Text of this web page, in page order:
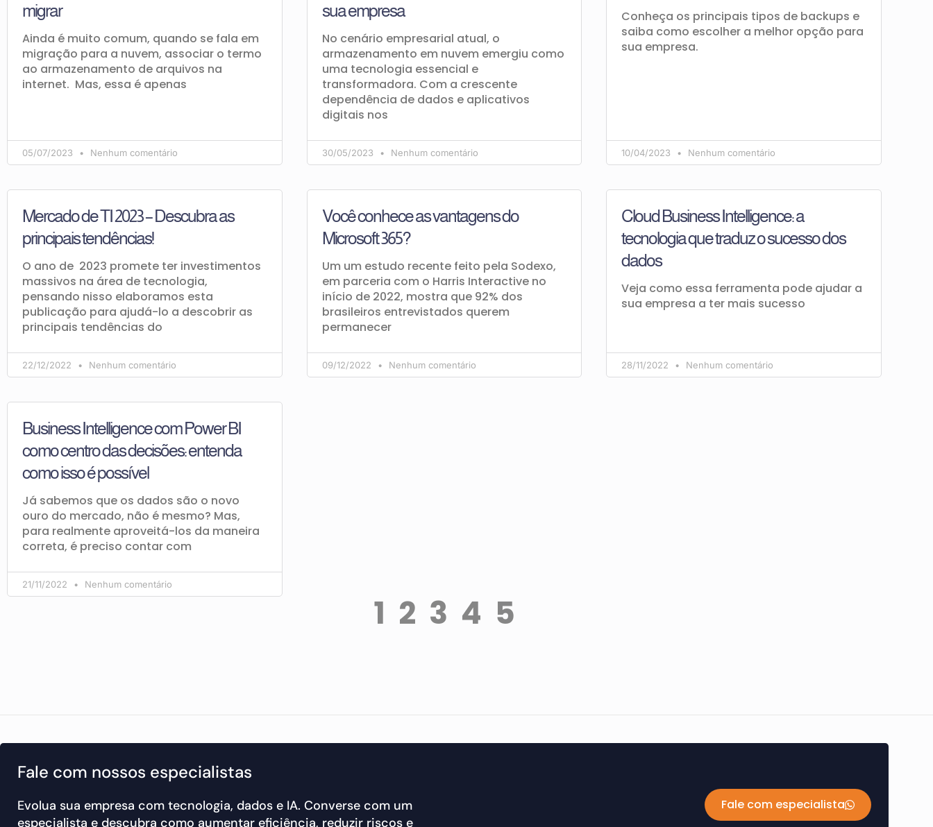
migrar
Ainda é muito comum, quando se fala em
migração para a nuvem, associar o termo
ao armazenamento de arquivos na
internet. Mas, essa é apenas
05/07/2023 Nenhum comentário
sua empresa
No cenário empresarial atual, o
armazenamento em nuvem emergiu como
uma tecnologia essencial e
transformadora. Com a crescente
dependência de dados e aplicativos
digitais nos
30/05/2023 Nenhum comentário
Conheça os principais tipos de backups e
saiba como escolher a melhor opção para
sua empresa.
10/04/2023 Nenhum comentário
Mercado de TI 2023 – Descubra as
principais tendências!
O ano de 2023 promete ter investimentos
massivos na área de tecnologia,
pensando nisso elaboramos esta
publicação para ajudá-lo a descobrir as
principais tendências do
22/12/2022 Nenhum comentário
Você conhece as vantagens do
Microsoft 365?
Um um estudo recente feito pela Sodexo,
em parceria com o Harris Interactive no
início de 2022, mostra que 92% dos
brasileiros entrevistados querem
permanecer
09/12/2022 Nenhum comentário
Cloud Business Intelligence: a
tecnologia que traduz o sucesso dos
dados
Veja como essa ferramenta pode ajudar a
sua empresa a ter mais sucesso
28/11/2022 Nenhum comentário
Business Intelligence com Power BI
como centro das decisões: entenda
como isso é possível
Já sabemos que os dados são o novo
ouro do mercado, não é mesmo? Mas,
para realmente aproveitá-los da maneira
correta, é preciso contar com
21/11/2022 Nenhum comentário
1 2 3 4 5
Fale com nossos especialistas
Evolua sua empresa com tecnologia, dados e IA. Converse com um
especialista e descubra como aumentar eficiência, reduzir riscos e
Fale com especialista